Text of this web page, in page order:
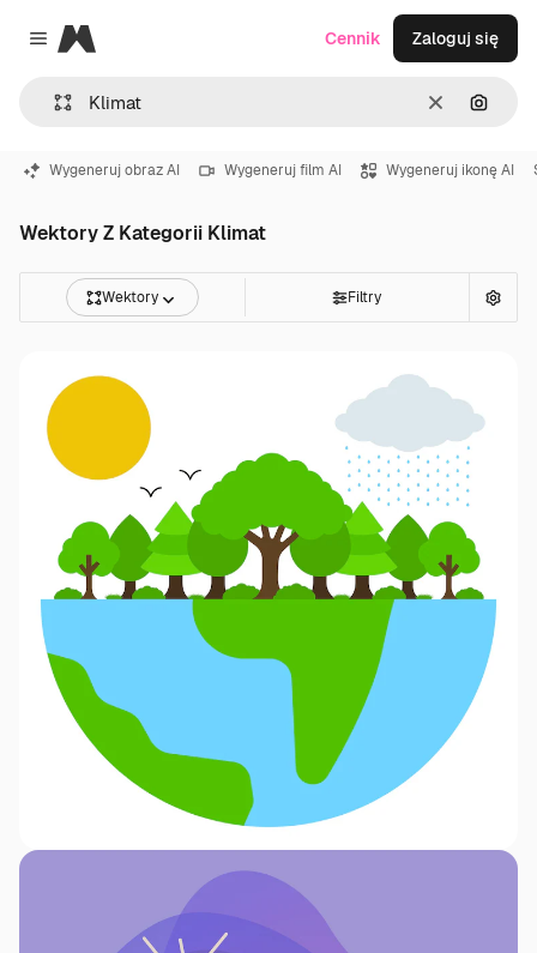
Close menu
Magnific
WyczyśćSzukaj
Cennik Zaloguj się
Wygeneruj obraz AI Wygeneruj film AI Wygeneruj ikonę AI
Wektory Z Kategorii Klimat
Wektory Filtry